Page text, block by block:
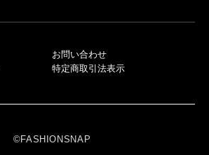
お問い合わせ
特定商取引法表示
©FASHIONSNAP